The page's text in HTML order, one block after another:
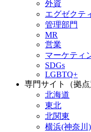
外資
エグゼクテ
管理部門
MR
営業
マーケティ
SDGs
LGBTQ+
専門サイト（拠点
北海道
東北
北関東
横浜(神奈川)